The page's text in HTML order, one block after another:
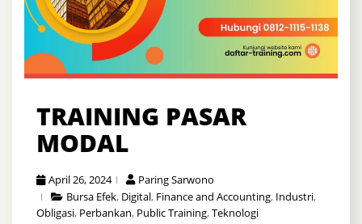
TRAINING PASAR
MODAL
April 26, 2024
Paring Sarwono
Bursa Efek, Digital, Finance and Accounting, Industri,
Obligasi, Perbankan, Public Training,Teknologi